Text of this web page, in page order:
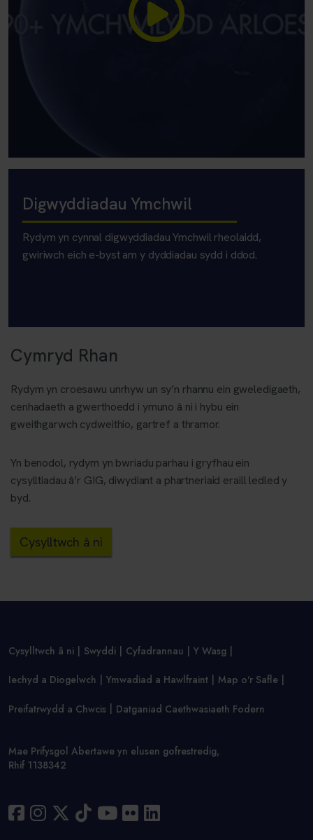
Digwyddiadau Ymchwil
Rydym yn cynnal digwyddiadau Ymchwil rheolaidd,
gwiriwch eich e-byst am y dyddiadau sydd i ddod.
Cymryd Rhan
Rydym yn croesawu unrhyw un sy’n rhannu ein gweledigaeth,
cenhadaeth a gwerthoedd i ymuno â ni i hybu ein
gweithgarwch cydweithio, gartref a thramor.
Yn benodol, rydym yn bwriadu parhau i gryfhau ein
cysylltiadau â’r GIG, diwydiant a phartneriaid eraill ledled y
byd.
Cysylltwch â ni
Cysylltwch â ni Swyddi Cyfadrannau Y Wasg
Iechyd a Diogelwch Ymwadiad a Hawlfraint Map o'r Safle
Preifatrwydd a Chwcis Datganiad Caethwasiaeth Fodern
Mae Prifysgol Abertawe yn elusen gofrestredig,
Rhif 1138342